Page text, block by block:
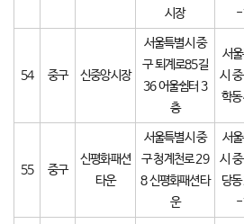
시장
-
54 중구 신중앙시장
서울특별시 중
구 퇴계로85길
36 어울쉼터 3
층
서
시
학
55 중구
신평화패션
타운
서울특별시 중
구 청계천로 29
8 신평화패션타
운
서
시
당
-